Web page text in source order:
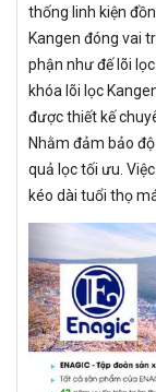
thống linh kiện
Kangen đóng vai
phận như đế lõi
khóa lõi lọc
được thiết kế
Nhằm đảm bảo
quả lọc tối ưu.
kéo dài tuổi thọ